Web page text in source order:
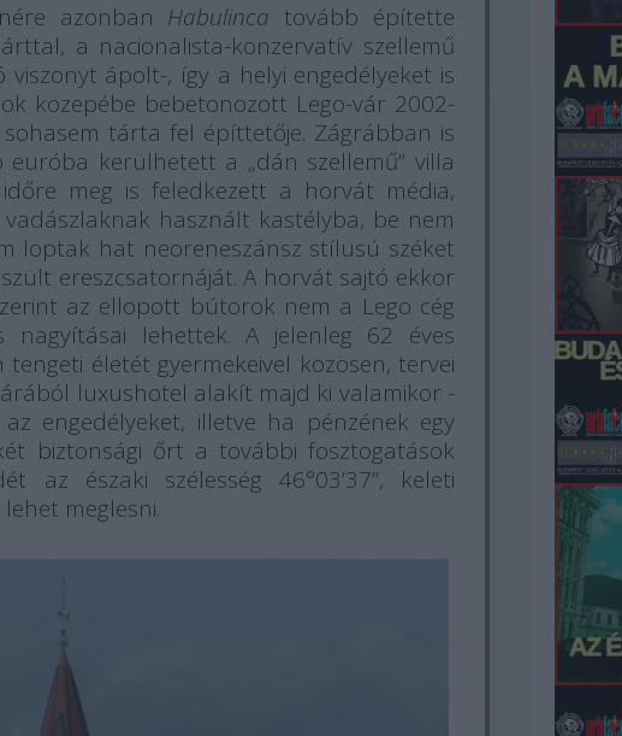
azonban Habulinca tovább építette
a nacionalista-konzervatív szellemű
viszonyt ápolt-, így a helyi engedélyeket is
közepébe bebetonozott Lego-vár 2002-
tárta fel építtetője. Zágrábban is
kerülhetett a „dán szellemű” villa
meg is feledkezett a horvát média,
használt kastélyba, be nem
loptak hat neoreneszánsz stílusú széket
ereszcsatornáját. A horvát sajtó ekkor
az ellopott bútorok nem a Lego cég
nagyításai lehettek. A jelenleg 62 éves
életét gyermekeivel közösen, tervei
luxushotel alakít majd ki valamikor -
engedélyeket, illetve ha pénzének egy
biztonsági őrt a további fosztogatások
az északi szélesség 46°03’37”, keleti
meglesni.